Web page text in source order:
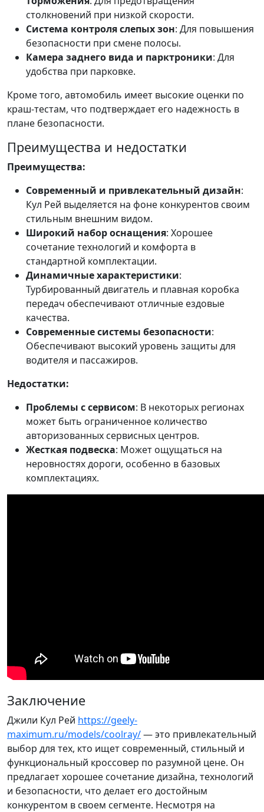
столкновений при низкой скорости.
Система контроля слепых зон: Для повышения
безопасности при смене полосы.
Камера заднего вида и парктроники: Для
удобства при парковке.
Кроме того, автомобиль имеет высокие оценки по
краш-тестам, что подтверждает его надежность в
плане безопасности.
Преимущества и недостатки
Преимущества:
Современный и привлекательный дизайн:
Кул Рей выделяется на фоне конкурентов своим
стильным внешним видом.
Широкий набор оснащения: Хорошее
сочетание технологий и комфорта в
стандартной комплектации.
Динамичные характеристики:
Турбированный двигатель и плавная коробка
передач обеспечивают отличные ездовые
качества.
Современные системы безопасности:
Обеспечивают высокий уровень защиты для
водителя и пассажиров.
Недостатки:
Проблемы с сервисом: В некоторых регионах
может быть ограниченное количество
авторизованных сервисных центров.
Жесткая подвеска: Может ощущаться на
неровностях дороги, особенно в базовых
комплектациях.
Заключение
Джили Кул Рей https://geely-
maximum.ru/models/coolray/— это привлекательный
выбор для тех, кто ищет современный, стильный и
функциональный кроссовер по разумной цене. Он
предлагает хорошее сочетание дизайна, технологий
и безопасности, что делает его достойным
конкурентом в своем сегменте. Несмотря на